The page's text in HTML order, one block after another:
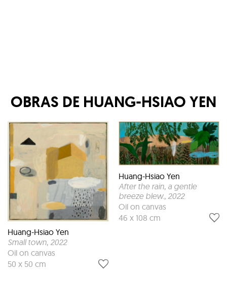
OBRAS DE HUANG-HSIAO YEN
Huang-Hsiao Yen
Small town, 2022
Oil on canvas
50 x 50 cm
Huang-Hsiao Yen
After the rain, a gentle
breeze blew., 2022
Oil on canvas
46 x 108 cm